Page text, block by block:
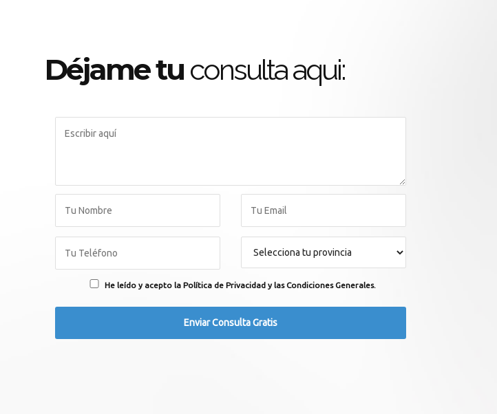
Déjame tu consulta aqui:
He leído y acepto la Política de Privacidad y las Condiciones Generales.